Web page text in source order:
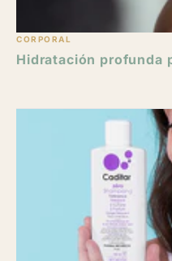
CORPORAL
Hidratación profunda